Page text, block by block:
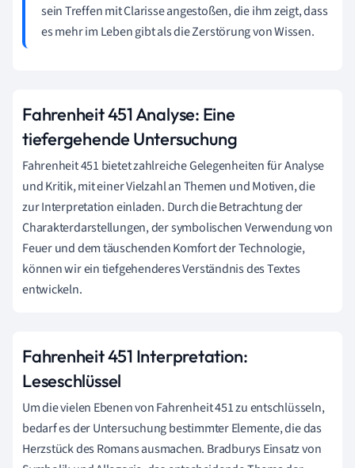
sein Treffen mit Clarisse angestoßen, die ihm zeigt, dass
es mehr im Leben gibt als die Zerstörung von Wissen.
Fahrenheit 451 Analyse: Eine
tiefergehende Untersuchung
Fahrenheit 451 bietet zahlreiche Gelegenheiten für Analyse
und Kritik, mit einer Vielzahl an Themen und Motiven, die
zur Interpretation einladen. Durch die Betrachtung der
Charakterdarstellungen, der symbolischen Verwendung von
Feuer und dem täuschenden Komfort der Technologie,
können wir ein tiefgehenderes Verständnis des Textes
entwickeln.
Fahrenheit 451 Interpretation:
Leseschlüssel
Um die vielen Ebenen von Fahrenheit 451 zu entschlüsseln,
bedarf es der Untersuchung bestimmter Elemente, die das
Herzstück des Romans ausmachen. Bradburys Einsatz von